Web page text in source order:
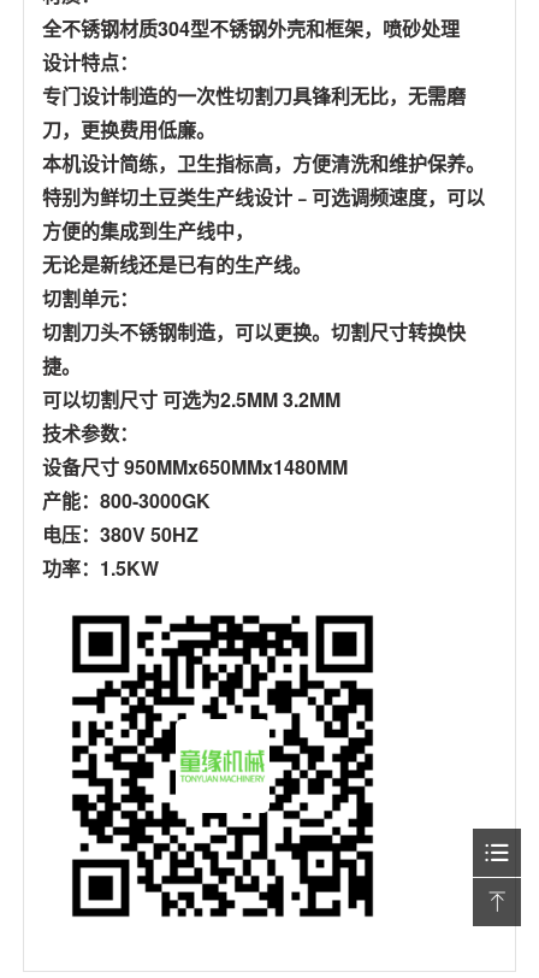
全不锈钢材质304型不锈钢外壳和框架，喷砂处理
设计特点：
专门设计制造的一次性切割刀具锋利无比，无需磨
刀，更换费用低廉。
本机设计简练，卫生指标高，方便清洗和维护保养。
特别为鲜切土豆类生产线设计﹣可选调频速度，可以
方便的集成到生产线中，
无论是新线还是已有的生产线。
切割单元：
切割刀头不锈钢制造，可以更换。切割尺寸转换快
捷。
可以切割尺寸 可选为2.5MM 3.2MM
技术参数：
设备尺寸 950MMx650MMx1480MM
产能：800-3000GK
电压：380V 50HZ
功率：1.5KW